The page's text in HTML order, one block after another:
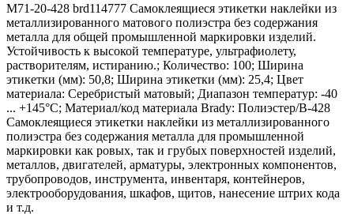
M71-20-428 brd114777 Самоклеящиеся этикетки наклейки из
металлизированного матового полиэстра без содержания
металла для общей промышленной маркировки изделий.
Устойчивость к высокой температуре, ультрафиолету,
растворителям, истиранию.; Количество: 100; Ширина
этикетки (мм): 50,8; Ширина этикетки (мм): 25,4; Цвет
материала: Серебристый матовый; Диапазон температур: -40
... +145°С; Материал/код материала Brady: Полиэстер/В-428
Самоклеящиеся этикетки наклейки из металлизированного
полиэстра без содержания металла для промышленной
маркировки как ровых, так и грубых поверхностей изделий,
металлов, двигателей, арматуры, электронных компонентов,
трубопроводов, инструмента, инвентаря, контейнеров,
электрооборудования, шкафов, щитов, нанесение штрих кода
и т.д.